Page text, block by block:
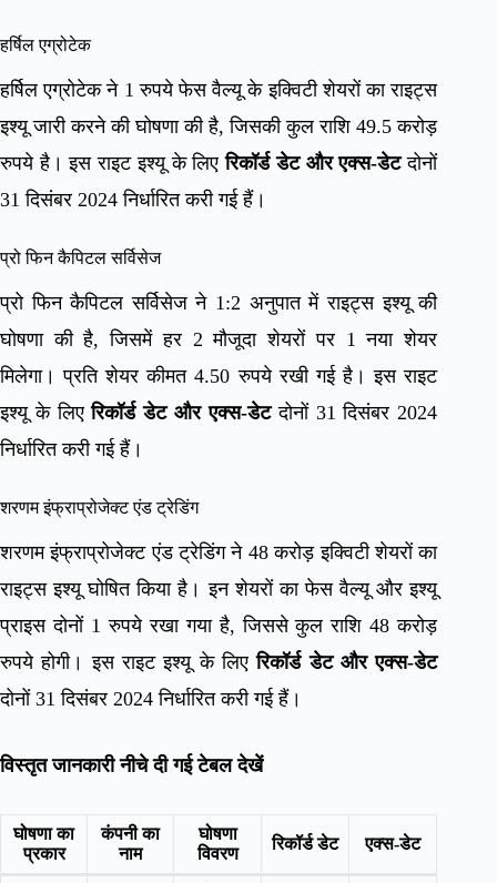
हर्षिल एग्रोटेक
हर्षिल एग्रोटेक ने 1 रुपये फेस वैल्यू के इक्विटी शेयरों का राइट्स
इश्यू जारी करने की घोषणा की है, जिसकी कुल राशि 49.5 करोड़
रुपये है। इस राइट इश्यू के लिएरिकॉर्ड डेट और एक्स-डेटदोनों
31 दिसंबर 2024 निर्धारित करी गई हैं।
प्रो फिन कैपिटल सर्विसेज
प्रो फिन कैपिटल सर्विसेज ने 1:2 अनुपात में राइट्स इश्यू की
घोषणा की है, जिसमें हर 2 मौजूदा शेयरों पर 1 नया शेयर
मिलेगा। प्रति शेयर कीमत 4.50 रुपये रखी गई है। इस राइट
इश्यू के लिएरिकॉर्ड डेट और एक्स-डेटदोनों 31 दिसंबर 2024
निर्धारित करी गई हैं।
शरणम इंफ्राप्रोजेक्ट एंड ट्रेडिंग
शरणम इंफ्राप्रोजेक्ट एंड ट्रेडिंग ने 48 करोड़ इक्विटी शेयरों का
राइट्स इश्यू घोषित किया है। इन शेयरों का फेस वैल्यू और इश्यू
प्राइस दोनों 1 रुपये रखा गया है, जिससे कुल राशि 48 करोड़
रुपये होगी। इस राइट इश्यू के लिएरिकॉर्ड डेट और एक्स-डेट
दोनों 31 दिसंबर 2024 निर्धारित करी गई हैं।
विस्तृत जानकारी नीचे दी गई टेबल देखें
घोषणा का
प्रकार
कंपनी का
नाम
घोषणा
विवरण
रिकॉर्ड डेट एक्स-डेट